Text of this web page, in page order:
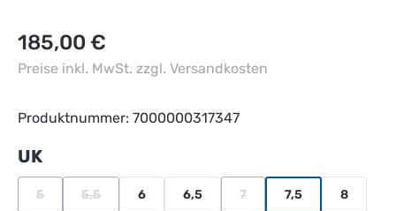
Regulärer Preis:
185,00 €
Preise inkl. MwSt. zzgl. Versandkosten
Produktnummer: 7000000317347
UKauswählen
5
(Diese Option ist zurzeit nicht verfügbar.)
5,5
(Diese Option ist zurzeit nicht verfügbar.)
6 6,5 7
(Diese Option ist zurzeit
7,5 8